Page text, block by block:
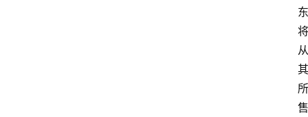
东
将
从
其
所
售